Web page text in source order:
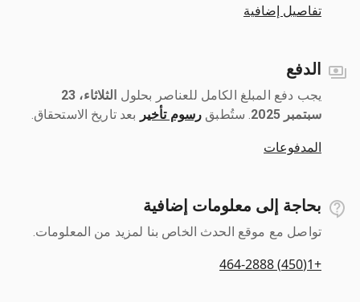
تفاصيل إضافية
الدفع
يجب دفع المبلغ الكامل للعناصر بحلول ‎
الثلاثاء، 23
سبتمبر 2025
‎. ستُطبق رسوم تأخير بعد تاريخ الاستحقاق.
المدفوعات
بحاجة إلى معلومات إضافية
تواصل مع موقع الحدث الخاص بنا لمزيد من المعلومات.
+1(450) 464-2888